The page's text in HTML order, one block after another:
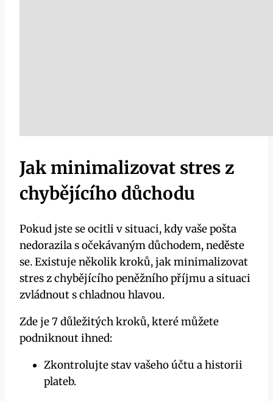
Jak minimalizovat stres z
chybějícího důchodu
Pokud jste‌ se ocitli v situaci, kdy vaše pošta
nedorazila s očekávaným důchodem, neděste
se. Existuje několik ⁢kroků, jak minimalizovat
stres z chybějícího⁣ peněžního příjmu a situaci
zvládnout s chladnou hlavou.
Zde je 7 důležitých kroků, které můžete
⁢podniknout ihned:
Zkontrolujte stav vašeho účtu a historii
plateb.